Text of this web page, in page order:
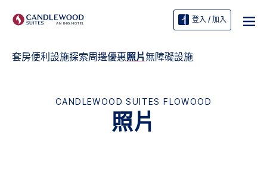
登入 / 加入
套房便利設施探索周邊優惠照片無障礙設施
CANDLEWOOD SUITES FLOWOOD
照片